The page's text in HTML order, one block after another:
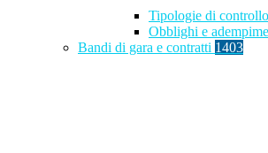
Tipologie di controllo
Obblighi e
Bandi di gara e contratti 1403